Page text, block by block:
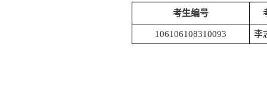
考生编号
106106108310093 李